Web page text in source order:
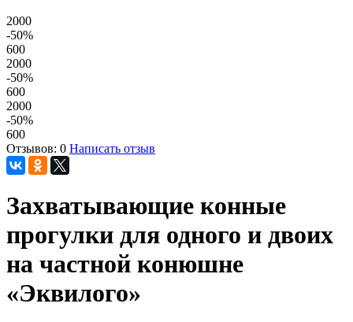
2000
-50%
600
2000
-50%
600
2000
-50%
600
Отзывов: 0 Написать отзыв
Захватывающие конные
прогулки для одного и двоих
на частной конюшне
«Эквилого»